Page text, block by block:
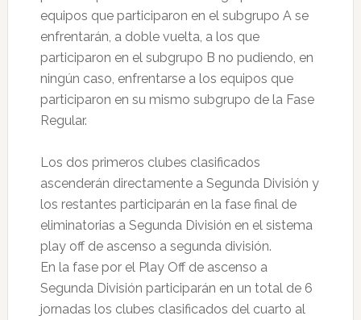
equipos que participaron en el subgrupo A se
enfrentarán, a doble vuelta, a los que
participaron en el subgrupo B no pudiendo, en
ningún caso, enfrentarse a los equipos que
participaron en su mismo subgrupo de la Fase
Regular.
Los dos primeros clubes clasificados
ascenderán directamente a Segunda División y
los restantes participarán en la fase final de
eliminatorias a Segunda División en el sistema
play off de ascenso a segunda división.
En la fase por el Play Off de ascenso a
Segunda División participarán en un total de 6
jornadas los clubes clasificados del cuarto al